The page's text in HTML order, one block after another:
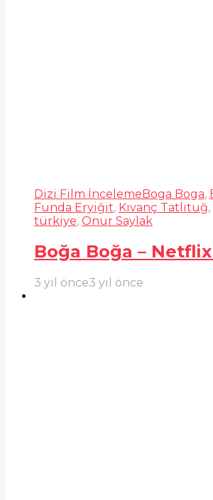
Dizi Film İncelemeBoga Boga,
Funda Eryiğit, Kıvanç Tatlıtuğ,
türkiye, Onur Saylak
Boğa Boğa –
3 yıl önce3 yıl önce